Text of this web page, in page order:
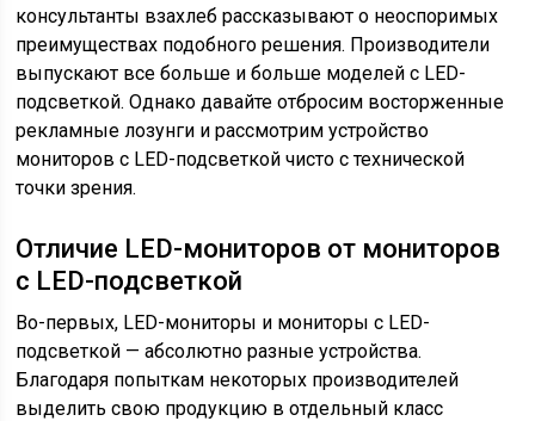
консультанты взахлеб рассказывают о неоспоримых
преимуществах подобного решения. Производители
выпускают все больше и больше моделей с LED-
подсветкой. Однако давайте отбросим восторженные
рекламные лозунги и рассмотрим устройство
мониторов с LED-подсветкой чисто с технической
точки зрения.
Отличие LED-мониторов от мониторов
с LED-подсветкой
Во-первых, LED-мониторы и мониторы с LED-
подсветкой — абсолютно разные устройства.
Благодаря попыткам некоторых производителей
выделить свою продукцию в отдельный класс